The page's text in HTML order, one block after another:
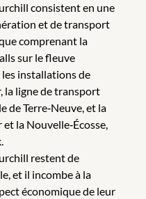
consistent en une
et de transport
comprenant la
sur le fleuve
installations de
la ligne de transport
de Terre‑Neuve, et la
la Nouvelle‑Écosse,
restent de
et il incombe à la
économique de leur